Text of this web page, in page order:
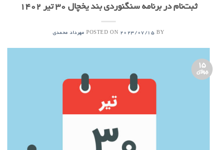
ثبت‌نام در برنامه‌ سنگنوردی بند یخچال ۳۰ تیر ۱۴۰۲
POSTED ON 2023/07/15 BY مهرداد محمدی
15
جولای